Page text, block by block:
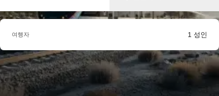
여행자 1 성인